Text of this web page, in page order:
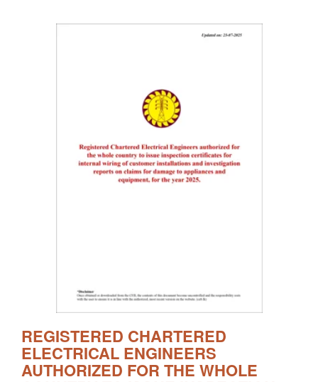
REGISTERED CHARTERED
ELECTRICAL ENGINEERS
AUTHORIZED FOR THE WHOLE